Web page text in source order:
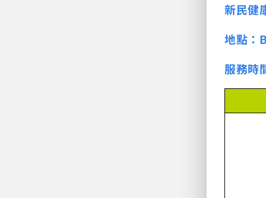
新民健
地點：
服務時